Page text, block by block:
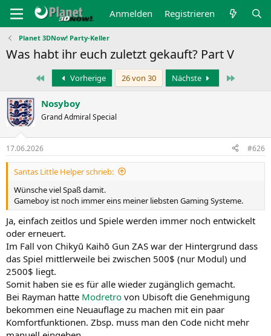
Anmelden Registrieren
Planet 3DNow! Party-Keller
Was habt ihr euch zuletzt gekauft? Part V
Erste Vorherige 26 von 30 Nächste
Nosyboy
Grand Admiral Special
17.06.2026 #626
Santas Little Helper schrieb:
Wünsche viel Spaß damit.
Gameboy ist noch immer eins meiner liebsten Gaming Systeme.
Ja, einfach zeitlos und Spiele werden immer noch entwickelt
oder erneuert.
Im Fall von Chikyū Kaihō Gun ZAS war der Hintergrund dass
das Spiel mittlerweile bei zwischen 500$ (nur Modul) und
2500$ liegt.
Somit haben sie es für alle wieder zugänglich gemacht.
Bei Rayman hatte Modretro von Ubisoft die Genehmigung
bekommen eine Neuauflage zu machen mit ein paar
Komfortfunktionen. Zbsp. muss man den Code nicht mehr